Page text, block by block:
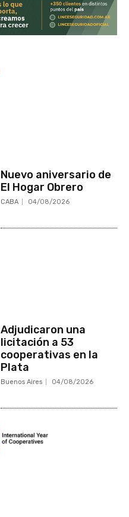
Nuevo aniversario de
El Hogar Obrero
CABA 04/08/2026
Adjudicaron una
licitación a 53
cooperativas en la
Plata
Buenos Aires 04/08/2026